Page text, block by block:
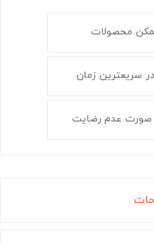
محصولات
سریعترین زمان
صورت عدم رضایت